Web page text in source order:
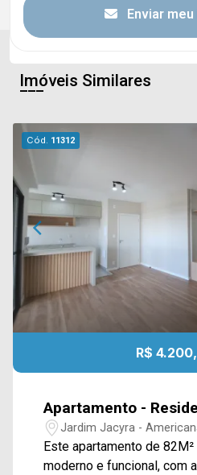
Enviar
Imóveis Similares
Cód. 11312
R$
Apartamento -
Jardim Jacyra -
Este apartamento de
moderno e funcional, com